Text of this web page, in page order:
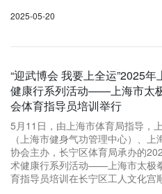
2025-05-20
“迎武博会 我要上全运”2025年
健康行系列活动——上海市太
会体育指导员培训举行
5月11日，由上海市体育局指导，
（上海市健身气功管理中心）、上
协会主办，长宁区体育局承办的
术健康行系列活动——上海市太极
育指导员培训在长宁区工人文化宫